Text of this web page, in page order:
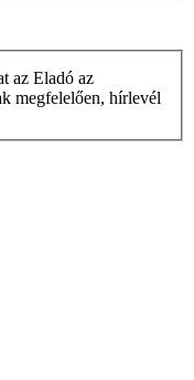
az Eladó az
megfelelően, hírlevél